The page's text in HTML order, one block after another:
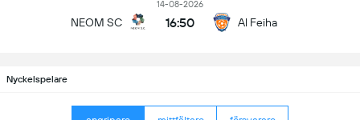
NEOM SC
14-08-2026
16:50 Al Feiha
Nyckelspelare